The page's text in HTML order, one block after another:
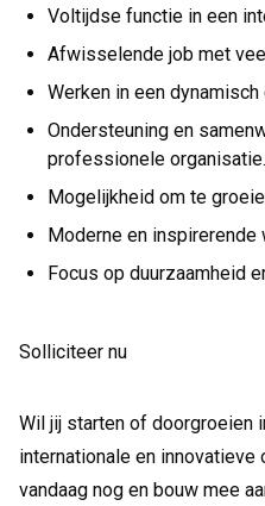
Voltijdse functie in een
Afwisselende job met
Werken in een
Ondersteuning en
professionele organisatie.
Mogelijkheid om te
Moderne en inspirerende
Focus op duurzaamheid
Solliciteer nu
Wil jij starten of doorgroeien
internationale en
vandaag nog en bouw mee